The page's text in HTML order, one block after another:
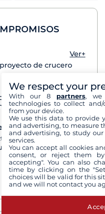
Ver+
de crucero
Ver+
barcos de todos los
cada destino
Ver+
por teléfono o
regreso del crucero
Ver+
We respect your
With our 8 partners, we
technologies to collect
from your device.
We use this data to provide
and advertising, to measure
and advertising, to study
services.
You can accept all cookies
consent, or reject them
accepting". You can also
time by clicking on the
choices will be valid for this
and we will not contact you